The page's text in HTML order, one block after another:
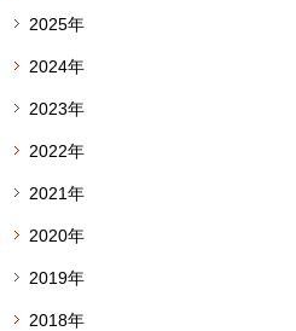
2025年
2024年
2023年
2022年
2021年
2020年
2019年
2018年